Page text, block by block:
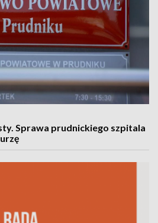
Sprawa prudnickiego szpitala